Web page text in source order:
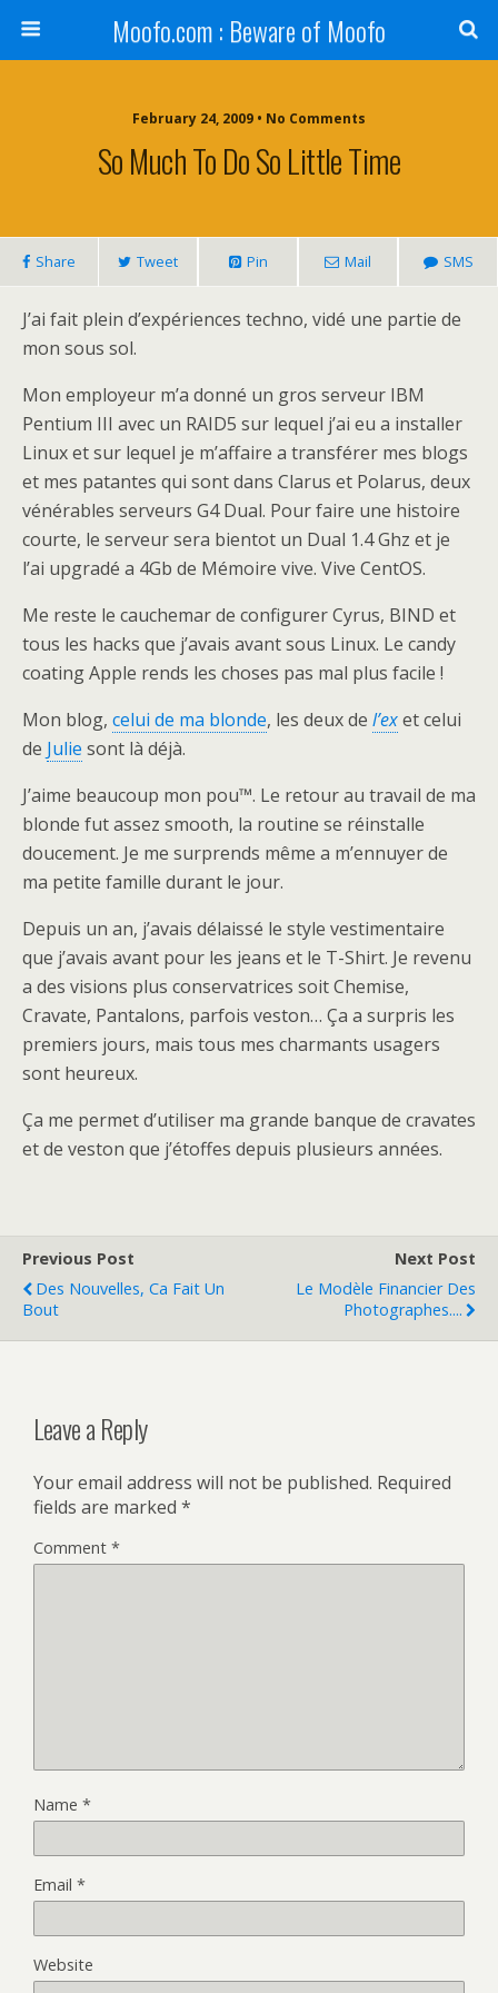
Moofo.com : Beware of Moofo
February 24, 2009 • No Comments
So Much To Do So Little Time
Share Tweet Pin Mail SMS
J’ai fait plein d’expériences techno, vidé une partie de
mon sous sol.
Mon employeur m’a donné un gros serveur IBM
Pentium III avec un RAID5 sur lequel j’ai eu a installer
Linux et sur lequel je m’affaire a transférer mes blogs
et mes patantes qui sont dans Clarus et Polarus, deux
vénérables serveurs G4 Dual. Pour faire une histoire
courte, le serveur sera bientot un Dual 1.4 Ghz et je
l’ai upgradé a 4Gb de Mémoire vive. Vive CentOS.
Me reste le cauchemar de configurer Cyrus, BIND et
tous les hacks que j’avais avant sous Linux. Le candy
coating Apple rends les choses pas mal plus facile !
Mon blog, celui de ma blonde, les deux de l’exet celui
de Julie sont là déjà.
J’aime beaucoup mon pou™. Le retour au travail de ma
blonde fut assez smooth, la routine se réinstalle
doucement. Je me surprends même a m’ennuyer de
ma petite famille durant le jour.
Depuis un an, j’avais délaissé le style vestimentaire
que j’avais avant pour les jeans et le T-Shirt. Je revenu
a des visions plus conservatrices soit Chemise,
Cravate, Pantalons, parfois veston… Ça a surpris les
premiers jours, mais tous mes charmants usagers
sont heureux.
Ça me permet d’utiliser ma grande banque de cravates
et de veston que j’étoffes depuis plusieurs années.
Previous Post
Des Nouvelles, Ca Fait Un
Bout
Next Post
Le Modèle Financier Des
Photographes....
Leave a Reply
Your email address will not be published. Required
fields are marked *
Comment *
Name *
Email *
Website